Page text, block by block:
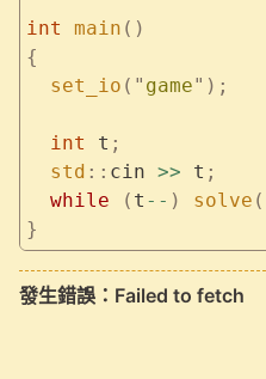
int main ()
{
  set_io
( " game" );
  int
t ;
  std
:: cin >> t ;
  while
( t -- ) solve
}